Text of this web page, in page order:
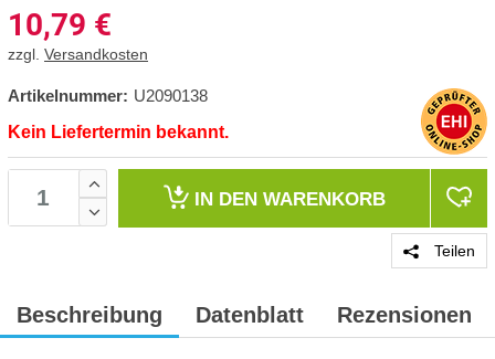
10,79 €
zzgl. Versandkosten
Artikelnummer: U2090138
Kein Liefertermin bekannt.
IN DEN WARENKORB
Teilen
Beschreibung Datenblatt Rezensionen